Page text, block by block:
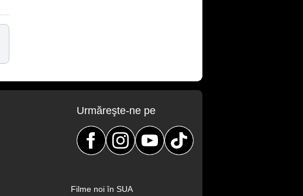
Urmăreşte-ne pe
Filme noi în SUA